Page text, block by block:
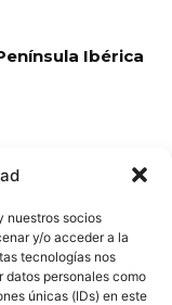
nuestros socios
y/o acceder a la
tecnologías nos
datos personales como
únicas (IDs) en este
Ibérica